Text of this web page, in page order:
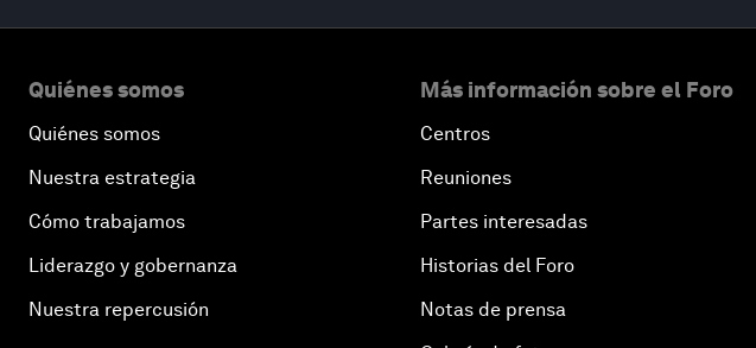
Quiénes somos
Quiénes somos
Nuestra estrategia
Cómo trabajamos
Liderazgo y gobernanza
Nuestra repercusión
Más información sobre el Foro
Centros
Reuniones
Partes interesadas
Historias del Foro
Notas de prensa